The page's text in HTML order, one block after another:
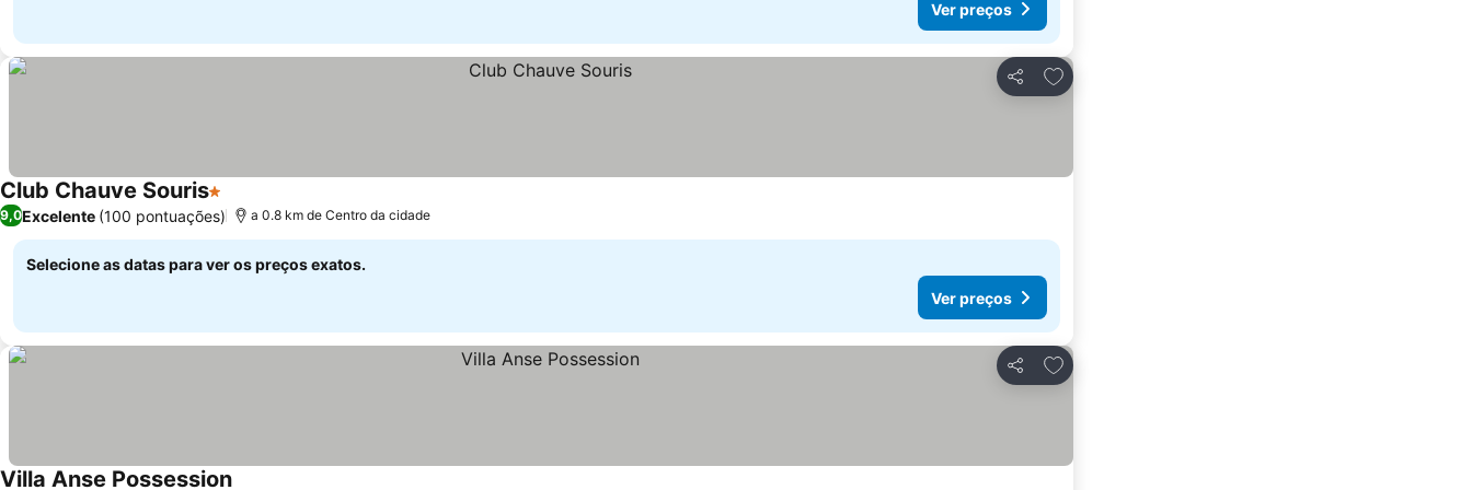
Ver preços
Partilhar
Adicionar aos favoritos
Club Chauve Souris1 Estrelas
9,0Excelente (100 pontuações) a 0.8 km de Centro da cidade
Selecione as datas para ver os preços exatos.
Ver preços
Partilhar
Adicionar aos favoritos
Villa Anse Possession